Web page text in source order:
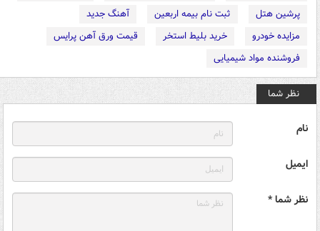
پرشین هتل
ثبت نام بیمه اربعین
آهنگ جدید
مزایده خودرو
خرید بلیط استخر
قیمت ورق آهن پرایس
فروشنده مواد شیمیایی
نظر شما
نام
ایمیل
نظر شما *